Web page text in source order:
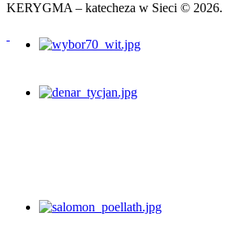
KERYGMA – katecheza w Sieci © 2026.